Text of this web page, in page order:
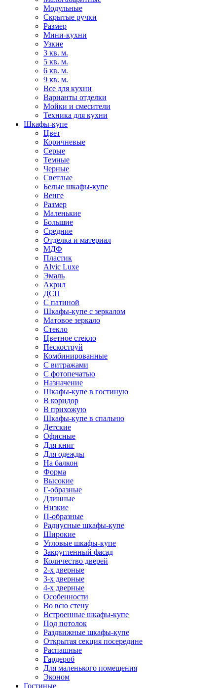
Модульные
Скрытые ручки
Размер
Мини-кухни
Узкие
3 кв. м.
5 кв. м.
6 кв. м.
9 кв. м.
Все для кухни
Варианты отделки
Мойки и смесители
Техника для кухни
Шкафы-купе
Цвет
Коричневые
Серые
Темные
Черные
Светлые
Белые шкафы-купе
Венге
Размер
Маленькие
Большие
Средние
Отделка и материал
МДФ
Пластик
Alvic Luxe
Эмаль
Акрил
ДСП
С патиной
Шкафы-купе с зеркалом
Матовое зеркало
Стекло
Цветное стекло
Пескоструй
Комбинированные
С витражами
С фотопечатью
Назначение
Шкафы-купе в гостиную
В коридор
В прихожую
Шкафы-купе в спальню
Детские
Офисные
Для книг
Для одежды
На балкон
Форма
Высокие
Г-образные
Длинные
Низкие
П-образные
Радиусные шкафы-купе
Широкие
Угловые шкафы-купе
Закругленный фасад
Количество дверей
2-х дверные
3-х дверные
4-х дверные
Особенности
Во всю стену
Встроенные шкафы-купе
Под потолок
Раздвижные шкафы-купе
Открытая секция посередине
Распашные
Гардероб
Для маленького помещения
Эконом
Гостиные